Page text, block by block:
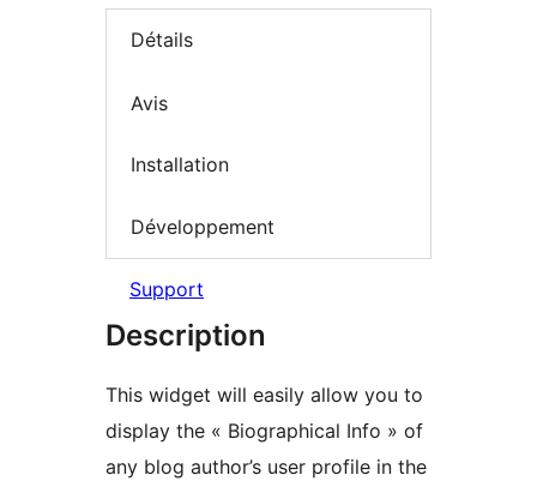
Détails
Avis
Installation
Développement
Support
Description
This widget will easily allow you to
display the « Biographical Info » of
any blog author’s user profile in the